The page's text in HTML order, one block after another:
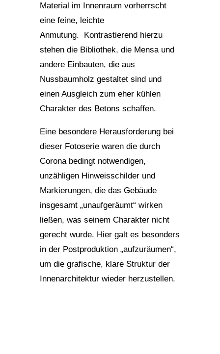
Material im Innenraum vorherrscht
eine feine, leichte
Anmutung. Kontrastierend hierzu
stehen die Bibliothek, die Mensa und
andere Einbauten, die aus
Nussbaumholz gestaltet sind und
einen Ausgleich zum eher kühlen
Charakter des Betons schaffen.
Eine besondere Herausforderung bei
dieser Fotoserie waren die durch
Corona bedingt notwendigen,
unzähligen Hinweisschilder und
Markierungen, die das Gebäude
insgesamt „unaufgeräumt“ wirken
ließen, was seinem Charakter nicht
gerecht wurde. Hier galt es besonders
in der Postproduktion „aufzuräumen“,
um die grafische, klare Struktur der
Innenarchitektur wieder herzustellen.